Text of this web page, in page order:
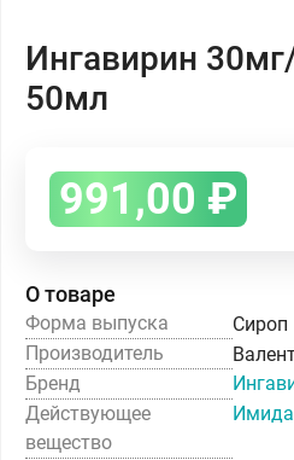
Ингавирин
50мл
991,00 ₽
О товаре
Форма выпуска
Сироп
Производитель
Бренд
Действующее
вещество